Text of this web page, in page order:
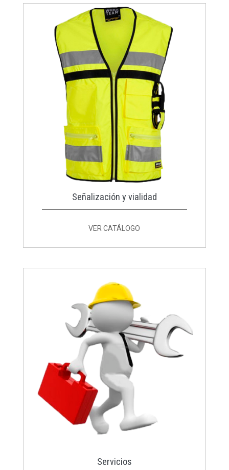
Señalización y vialidad
VER CATÁLOGO
Servicios